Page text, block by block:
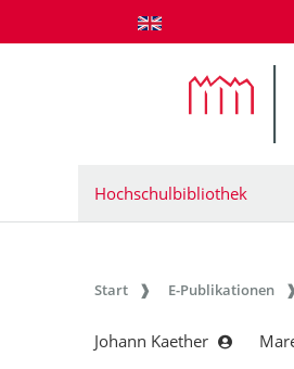
zum Inhalt springen
Hochschulbibliothek
Start E-Publikationen
Johann Kaether